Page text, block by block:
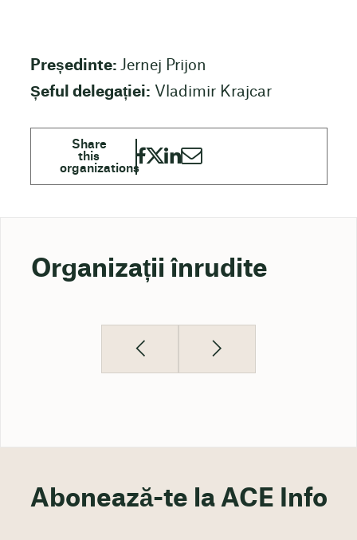
Președinte: Jernej Prijon
Șeful delegației: Vladimir Krajcar
Organizații înrudite
Abonează-te la ACE Info